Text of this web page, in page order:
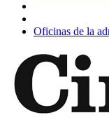
Oficinas de la